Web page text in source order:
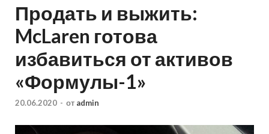
Продать и выжить:
McLaren готова
избавиться от активов
«Формулы-1»
20.06.2020 - от admin